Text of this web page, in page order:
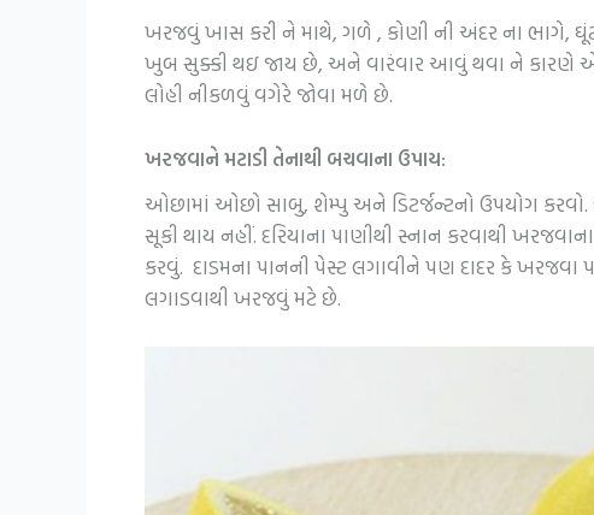
ખરજવું ખાસ કરી ને માથે, ગળે , કોણી ની અંદર ના ભાગે,
ખુબ સુક્કી થઇ જાય છે, અને વારંવાર આવું થવા ને કારણે એ
લોહી નીકળવું વગેરે જોવા મળે છે.
ખરજવાને મટાડી તેનાથી બચવાના ઉપાય:
ઓછામાં ઓછો સાબુ, શેમ્પુ અને ડિટર્જન્ટનો ઉપયોગ કરવો.
સૂકી થાય નહીં. દરિયાના પાણીથી સ્નાન કરવાથી
કરવું. દાડમના પાનની પેસ્ટ લગાવીને પણ દાદર કે
લગાડવાથી ખરજવું મટે છે.